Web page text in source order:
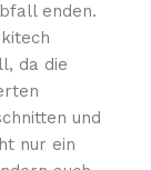
enden.
da die
und
nur ein